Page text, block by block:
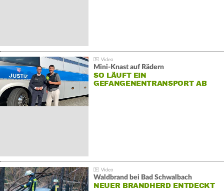
Mini-Knast auf Rädern
SO LÄUFT EIN
GEFANGENENTRANSPORT AB
Waldbrand bei Bad Schwalbach
NEUER BRANDHERD ENTDECKT